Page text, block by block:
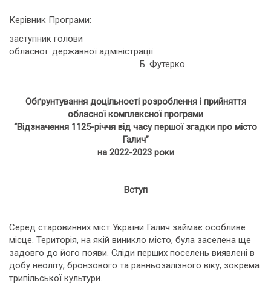
Керівник Програми:
заступник голови
обласної державної адміністрації
Б. Футерко
Обґрунтування доцільності розроблення і прийняття
обласної комплексної програми
“Відзначення 1125-річчя від часу першої згадки про місто
Галич”
на 2022-2023 роки
Вступ
Серед старовинних міст України Галич займає особливе
місце. Територія, на якій виникло місто, була заселена ще
задовго до його появи. Сліди перших поселень виявлені в
добу неоліту, бронзового та ранньозалізного віку, зокрема
трипільської культури.